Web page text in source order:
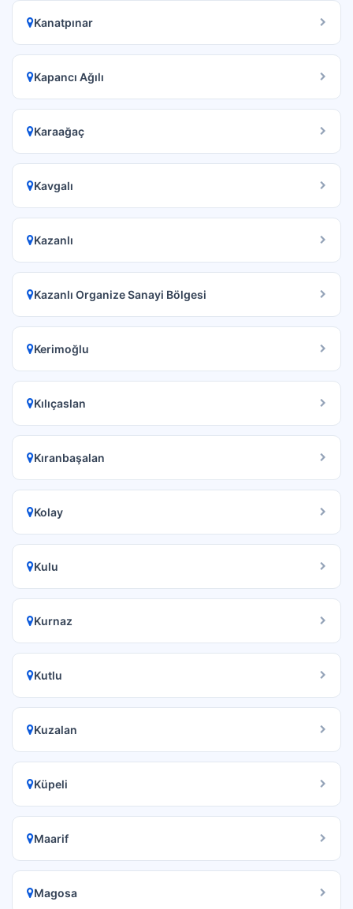
Kanatpınar
Kapancı Ağılı
Karaağaç
Kavgalı
Kazanlı
Kazanlı Organize Sanayi Bölgesi
Kerimoğlu
Kılıçaslan
Kıranbaşalan
Kolay
Kulu
Kurnaz
Kutlu
Kuzalan
Küpeli
Maarif
Magosa